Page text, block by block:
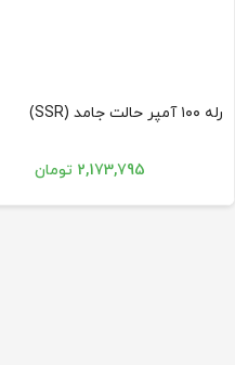
رله ۱۰۰ آمپر حالت جامد (SSR)
2,173,795 تومان